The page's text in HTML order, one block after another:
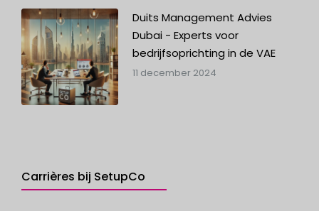
Duits Management Advies
Dubai - Experts voor
bedrijfsoprichting in de VAE
11 december 2024
Carrières bij SetupCo